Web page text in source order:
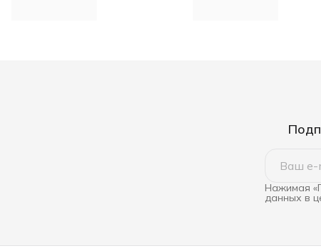
Нажимая
данных в